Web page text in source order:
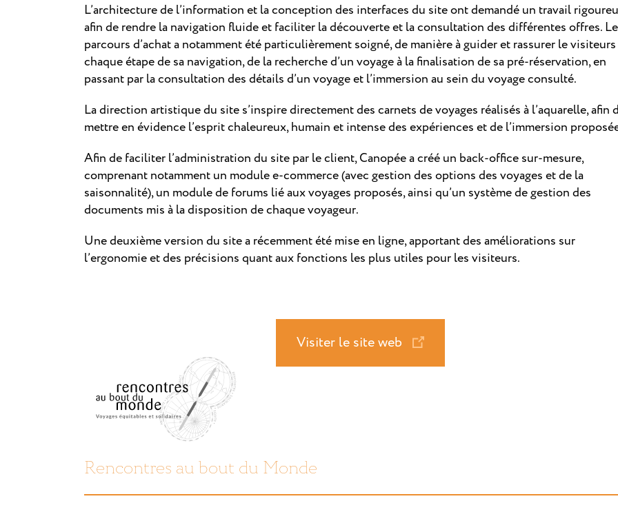
L’architecture de l’information et la conception des interfaces du site ont demandé un travail
afin de rendre la navigation fluide et faciliter la découverte et la consultation des différentes offres. Le
parcours d’achat a notamment été particulièrement soigné, de manière à guider et rassurer le visiteurs
chaque étape de sa navigation, de la recherche d’un voyage à la finalisation de sa pré-réservation, en
passant par la consultation des détails d’un voyage et l’immersion au sein du voyage consulté.
La direction artistique du site s’inspire directement des carnets de voyages réalisés à l’aquarelle, afin
mettre en évidence l’esprit chaleureux, humain et intense des expériences et de l’immersion
Afin de faciliter l’administration du site par le client, Canopée a créé un back-office sur-mesure,
comprenant notamment un module e-commerce (avec gestion des options des voyages et de la
saisonnalité), un module de forums lié aux voyages proposés, ainsi qu’un système de gestion des
documents mis à la disposition de chaque voyageur.
Une deuxième version du site a récemment été mise en ligne, apportant des améliorations sur
l’ergonomie et des précisions quant aux fonctions les plus utiles pour les visiteurs.
Visiter le site web
Rencontres au bout du Monde